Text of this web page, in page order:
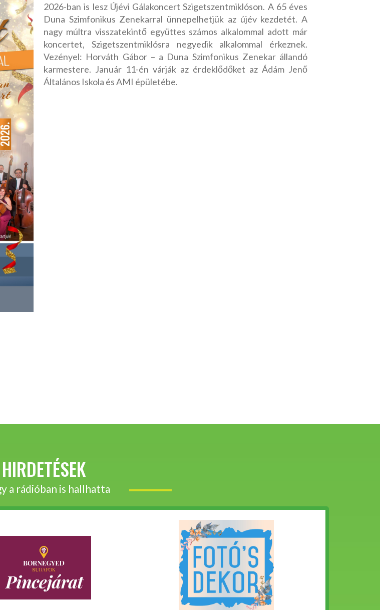
2026-ban is lesz Újévi Gálakoncert Szigetszentmiklóson. A 65 éves
Duna Szimfonikus Zenekarral ünnepelhetjük az újév kezdetét. A
nagy múltra visszatekintő együttes számos alkalommal adott már
koncertet, Szigetszentmiklósra negyedik alkalommal érkeznek.
Vezényel: Horváth Gábor – a Duna Szimfonikus Zenekar állandó
karmestere. Január 11-én várják az érdeklődőket az Ádám Jenő
Általános Iskola és AMI épületébe.
HIRDETÉSEK
a rádióban is hallhatta